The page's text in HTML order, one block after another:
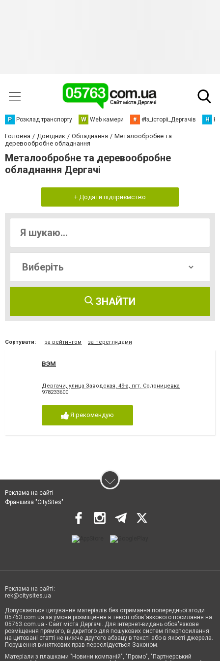
Р Розклад транспорту W Web камери # #Із_історіі_Дергачів Н
Головна Довідник Обладнання
Металообробне та
деревообробне обладнання
Металообробне та деревообробне
обладнання Дергачі
+ Додати підприємство
ЗНАЙТИ
Сортувати: за рейтингом за переглядами
ВЭМ
Дергачи, улица Заводская, 49-а, пгт. Солоницевка
978233600
Я рекомендую
Реклама на сайті
Франшиза "CitySites"
Реклама на сайті:
rek@citysites.ua
Допускається цитування матеріалів без отримання попередньої згоди
05763.com.ua за умови розміщення в тексті обов'язкового посилання на
05763.com.ua - Сайт міста Дергачі. Для інтернет-видань обов'язкове
розміщення прямого, відкритого для пошукових систем гіперпосилання
на цитовані статті не нижче другого абзацу в тексті або в якості джерела.
Порушення виняткових прав переслідується Законом.
Матеріали з плашками "Новини компаній", "Промо", "Партнерський